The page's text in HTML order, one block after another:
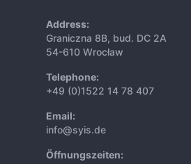
Address:
Graniczna 8B, bud. DC 2A
54-610 Wrocław
Telephone:
+49 (0)1522 14 78 407
Email:
info@syis.de
Öffnungszeiten: